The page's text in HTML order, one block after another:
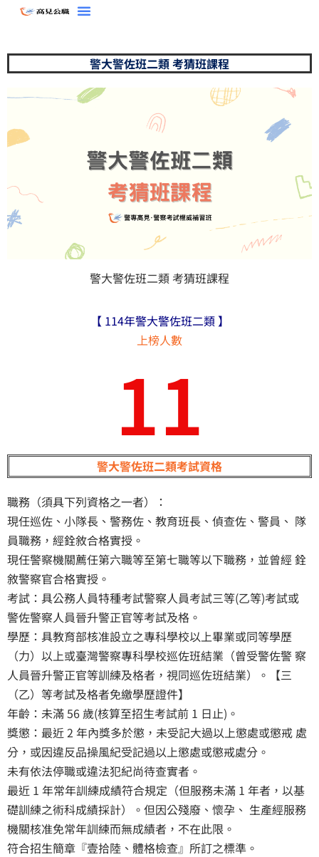
警大警佐班二類 考猜班課程
警大警佐班二類 考猜班課程
【 114年警大警佐班二類 】
上榜人數
11
警大警佐班二類考試資格
職務（須具下列資格之一者）：
現任巡佐、小隊長、警務佐、教育班長、偵查佐、警員、 隊
員職務，經銓敘合格實授。
現任警察機關薦任第六職等至第七職等以下職務，並曾經 銓
敘警察官合格實授。
考試：具公務人員特種考試警察人員考試三等(乙等)考試或
警佐警察人員晉升警正官等考試及格。
學歷：具教育部核准設立之專科學校以上畢業或同等學歷
（力）以上或臺灣警察專科學校巡佐班結業（曾受警佐警 察
人員晉升警正官等訓練及格者，視同巡佐班結業）。【三
（乙）等考試及格者免繳學歷證件】
年齡：未滿 56 歲(核算至招生考試前 1 日止)。
獎懲：最近 2 年內獎多於懲，未受記大過以上懲處或懲戒 處
分，或因違反品操風紀受記過以上懲處或懲戒處分。
未有依法停職或違法犯紀尚待查實者。
最近 1 年常年訓練成績符合規定（但服務未滿 1 年者，以基
礎訓練之術科成績採計）。但因公殘廢、懷孕、 生產經服務
機關核准免常年訓練而無成績者，不在此限。
符合招生簡章『壹拾陸、體格檢查』所訂之標準。